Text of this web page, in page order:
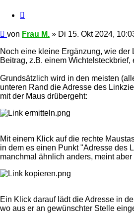
Beitrag
von Frau M. » Di 15. Okt 2024,
Noch eine kleine Ergänzung, wie der
Beitrag, z.B. einem Wichtelsteckbrief,
Grundsätzlich wird in den meisten
unteren Rand die Adresse des
mit der Maus drübergeht:
Mit einem Klick auf die rechte
in dem es einen Punkt "Adresse des
manchmal ähnlich anders, meint aber
Ein Klick darauf lädt die Adresse in
wo aus er an gewünschter Stelle